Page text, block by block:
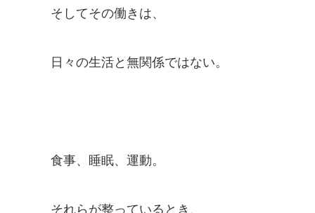
そしてその働きは、
日々の生活と無関係ではない。
食事、睡眠、運動。
それらが整っているとき、